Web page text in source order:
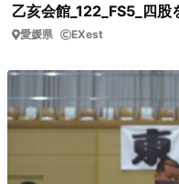
乙亥会館_122_FS5_四
愛媛県 EXest